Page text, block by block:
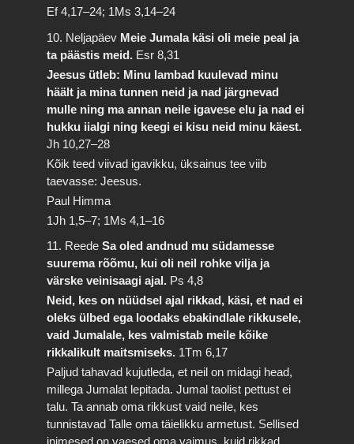
Ef 4,17–24; 1Ms 3,14–24
10. Neljapäev Meie Jumala käsi oli meie peal ja
ta päästis meid. Esr 8,31
Jeesus ütleb: Minu lambad kuulevad minu
häält ja mina tunnen neid ja nad järgnevad
mulle ning ma annan neile igavese elu ja nad ei
hukku iialgi ning keegi ei kisu neid minu käest.
Jh 10,27–28
Kõik teed viivad igavikku, üksainus tee viib
taevasse: Jeesus.
Paul Himma
1Jh 1,5–7; 1Ms 4,1–16
11. ReedeSa oled andnud mu südamesse
suurema rõõmu, kui oli neil rohke vilja ja
värske veinisaagi ajal. Ps 4,8
Neid, kes on nüüdsel ajal rikkad, käsi, et nad ei
oleks ülbed ega loodaks ebakindlale rikkusele,
vaid Jumalale, kes valmistab meile kõike
rikkalikult maitsmiseks. 1Tm 6,17
Paljud tahavad kujutleda, et neil on midagi head,
millega Jumalat lepitada. Jumal taolist pettust ei
talu. Ta annab oma rikkust vaid neile, kes
tunnistavad Talle oma täielikku armetust. Sellised
inimesed on vaesed oma vaimus, kuid rikkad